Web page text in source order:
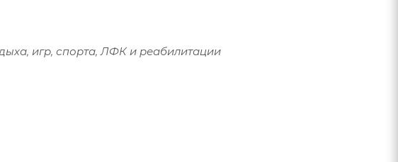
игр, спорта, ЛФК и реабилитации